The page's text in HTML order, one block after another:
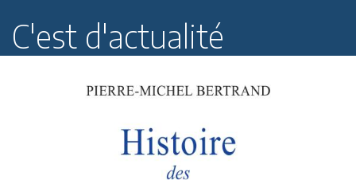
C'est d'actualité